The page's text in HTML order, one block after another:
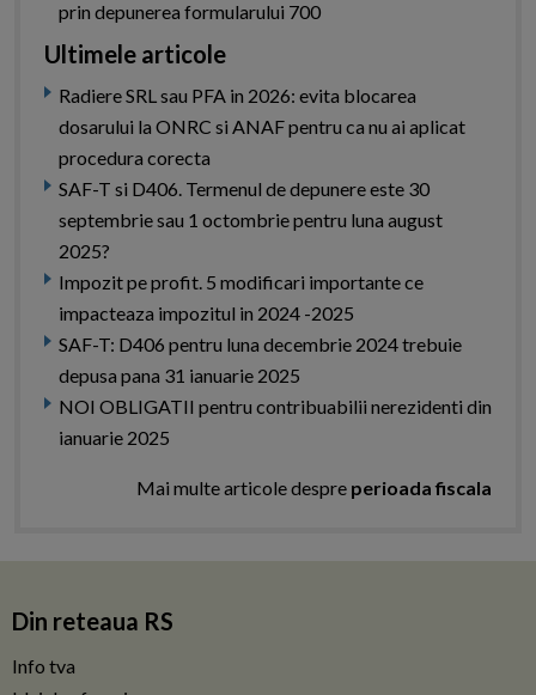
prin depunerea formularului 700
Ultimele articole
Radiere SRL sau PFA in 2026: evita blocarea
dosarului la ONRC si ANAF pentru ca nu ai aplicat
procedura corecta
SAF-T si D406. Termenul de depunere este 30
septembrie sau 1 octombrie pentru luna august
2025?
Impozit pe profit. 5 modificari importante ce
impacteaza impozitul in 2024 -2025
SAF-T: D406 pentru luna decembrie 2024 trebuie
depusa pana 31 ianuarie 2025
NOI OBLIGATII pentru contribuabilii nerezidenti din
ianuarie 2025
Mai multe articole despre perioada fiscala
Din reteaua RS
Info tva